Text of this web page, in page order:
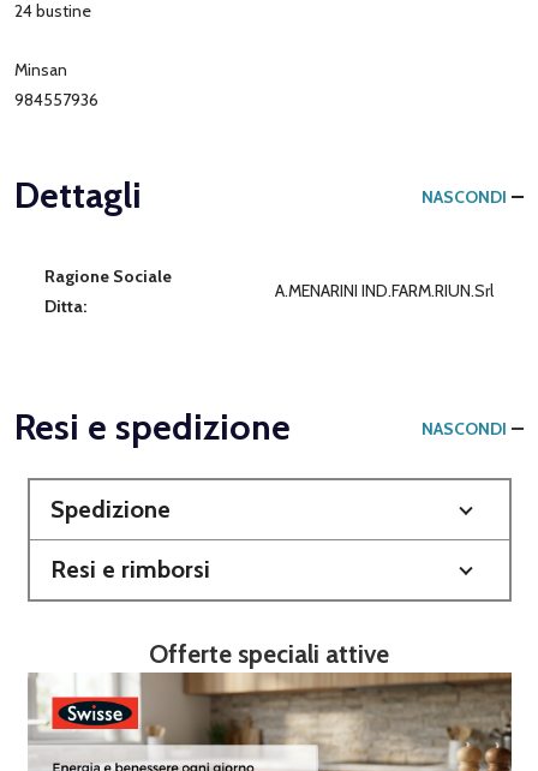
24 bustine
Minsan
984557936
Dettagli NASCONDI
Ragione Sociale
Ditta:
A.MENARINI IND.FARM.RIUN.Srl
Resi e spedizione NASCONDI
Spedizione
Resi e rimborsi
Offerte speciali attive